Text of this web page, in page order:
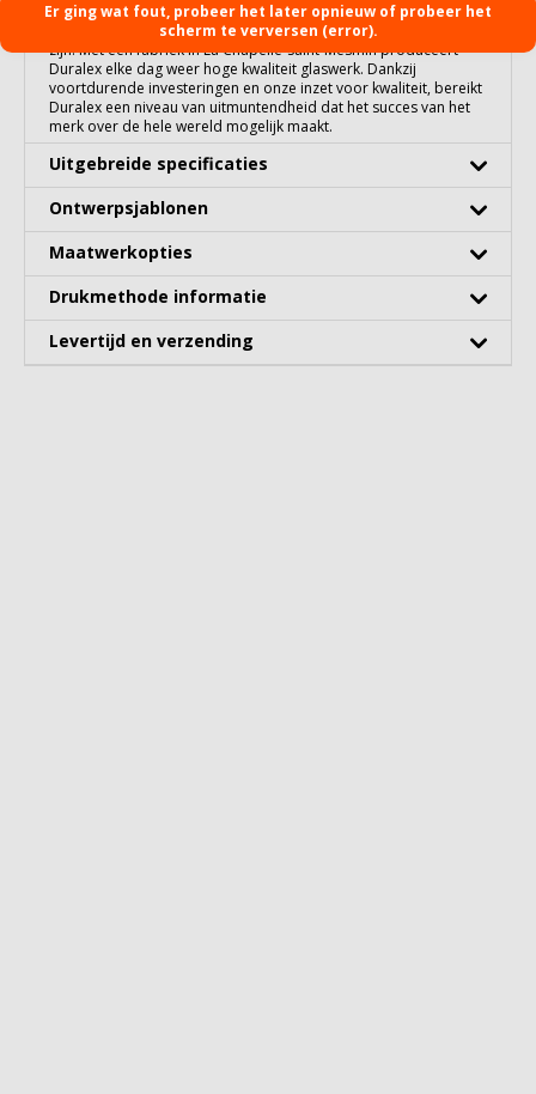
Sinds 1945 is Duralex een pionier in de technologie van het
produceren van glaswerk, een proces waarin zij gespecialiseerd
zijn. Met een fabriek in La Chapelle-Saint-Mesmin produceert
Duralex elke dag weer hoge kwaliteit glaswerk. Dankzij
voortdurende investeringen en onze inzet voor kwaliteit, bereikt
Duralex een niveau van uitmuntendheid dat het succes van het
merk over de hele wereld mogelijk maakt.
Uitgebreide specificaties
Ontwerpsjablonen
Maatwerkopties
Drukmethode informatie
Levertijd en verzending
Er ging wat fout, probeer het later opnieuw of probeer het
scherm te verversen (error).